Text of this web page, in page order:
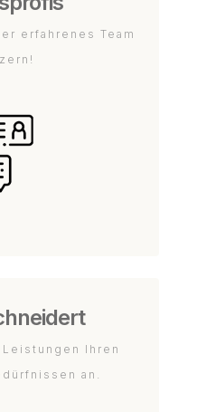
erfahrenes Team
Ihren
an.